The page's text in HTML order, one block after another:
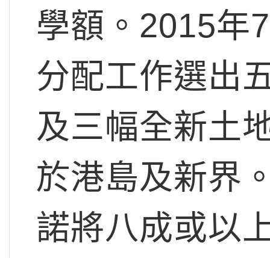
學額。2015年
分配工作選出
及三幅全新土
於港島及新界
諾將八成或以